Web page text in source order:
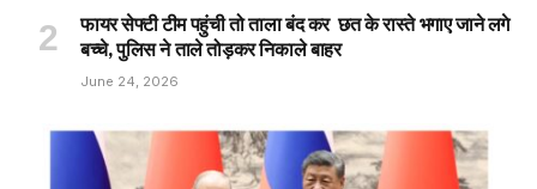
फायर सेफ्टी टीम पहुंची तो ताला बंद कर छत के रास्ते भगाए जाने लगे
बच्चे, पुलिस ने ताले तोड़कर निकाले बाहर
June 24, 2026